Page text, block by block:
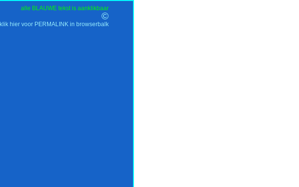
alle BLAUWE tekst is aanklikbaar
klik hier voor PERMALINK in browserbalk
©